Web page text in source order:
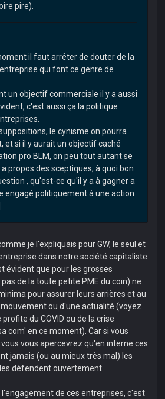
pire).
il faut arrêter de douter de la
qui font ce genre de
un objectif commerciale il y a aussi
c'est aussi ça la politique
le cynisme on pourra
et si il y aurait un objectif caché
pro BLM, on peu tout autant se
propos des sceptiques; à quoi bon
, qu'est-ce qu'il y a à gagner a
engagé politiquement à une action
je l'expliquais pour GW, le seul et
dans notre société capitaliste
évident que pour les grosses
de la toute petite PME du coin) ne
pour assurer leurs arrières et au
ou d'une actualité (voyez
du COVID ou de la crise
com' en ce moment). Car si vous
vous apercevrez qu'en interne ces
jamais (ou au mieux très mal) les
défendent ouvertement.
de ces entreprises, c'est